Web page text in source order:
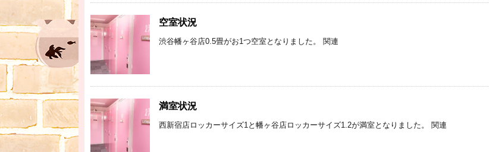
空室状況
渋谷幡ヶ谷店0.5畳がお1つ空室となりました。 関連
満室状況
西新宿店ロッカーサイズ1と幡ヶ谷店ロッカーサイズ1.2が満室となりました。 関連